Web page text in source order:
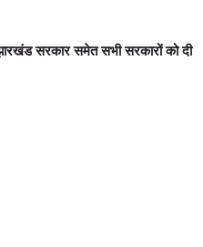
सरकार समेत सभी सरकारों को दी